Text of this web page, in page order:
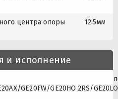
центра опоры
12.5мм
и исполнение
GE20FW/GE20HO.2RS/